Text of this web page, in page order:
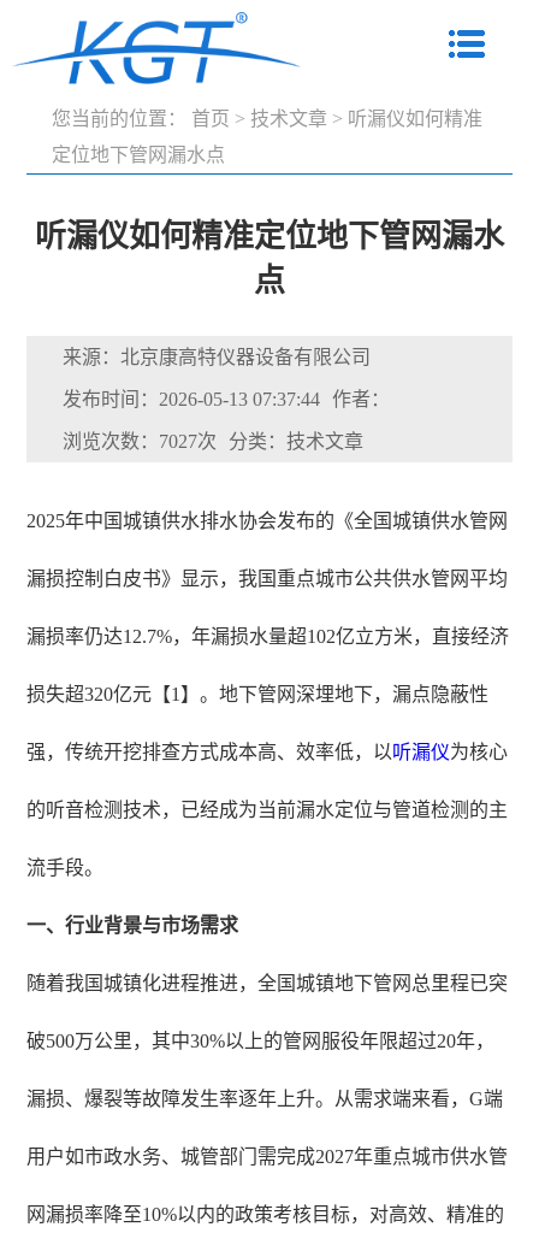
您当前的位置： 首页 > 技术文章 > 听漏仪如何精准
定位地下管网漏水点
听漏仪如何精准定位地下管网漏水
点
来源：北京康高特仪器设备有限公司
发布时间：2026-05-13 07:37:44 作者：
浏览次数：7027次 分类：技术文章
2025年中国城镇供水排水协会发布的《全国城镇供水管网
漏损控制白皮书》显示，我国重点城市公共供水管网平均
漏损率仍达12.7%，年漏损水量超102亿立方米，直接经济
损失超320亿元【1】。地下管网深埋地下，漏点隐蔽性
强，传统开挖排查方式成本高、效率低，以 听漏仪为核心
的听音检测技术，已经成为当前漏水定位与管道检测的主
流手段。
一、行业背景与市场需求
随着我国城镇化进程推进，全国城镇地下管网总里程已突
破500万公里，其中30%以上的管网服役年限超过20年，
漏损、爆裂等故障发生率逐年上升。从需求端来看，G端
用户如市政水务、城管部门需完成2027年重点城市供水管
网漏损率降至10%以内的政策考核目标，对高效、精准的